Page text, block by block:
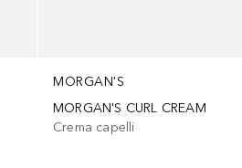
MORGAN'S
MORGAN'S CURL CREAM
Crema capelli